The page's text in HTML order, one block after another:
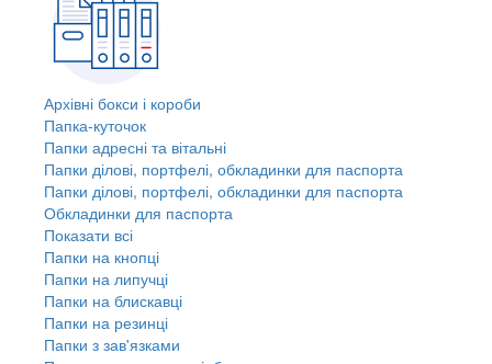
Архівні бокси і короби
Папка-куточок
Папки адресні та вітальні
Папки ділові, портфелі, обкладинки для паспорта
Папки ділові, портфелі, обкладинки для паспорта
Обкладинки для паспорта
Показати всі
Папки на кнопці
Папки на липучці
Папки на блискавці
Папки на резинці
Папки з зав'язками